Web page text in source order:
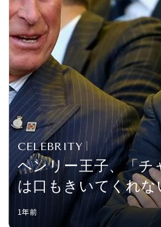
CELEBRITY
ヘンリー王子、「チ
は口もきいてくれな
爆発。BBCの衝撃イ
1年前